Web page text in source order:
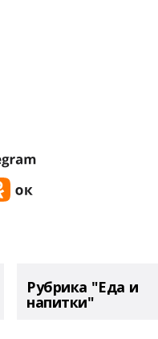
Рубрика "Еда и
напитки"